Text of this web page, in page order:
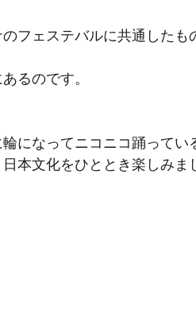
フェステバルに共通したも
るのです。
になってニコニコ踊ってい
本文化をひととき楽しみま